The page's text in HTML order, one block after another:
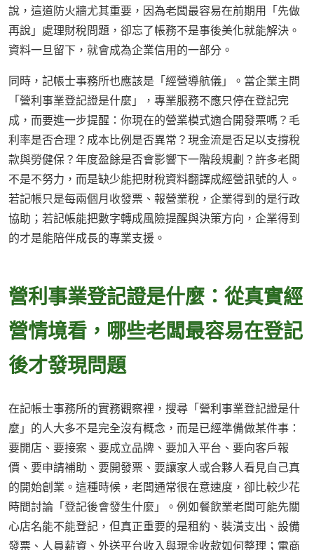
說，這道防火牆尤其重要，因為老闆最容易在前期用「先做
再說」處理財稅問題，卻忘了帳務不是事後美化就能解決。
資料一旦留下，就會成為企業信用的一部分。
同時，記帳士事務所也應該是「經營導航儀」。當企業主問
「營利事業登記證是什麼」，專業服務不應只停在登記完
成，而要進一步提醒：你現在的營業模式適合開發票嗎？毛
利率是否合理？成本比例是否異常？現金流是否足以支撐稅
款與勞健保？年度盈餘是否會影響下一階段規劃？許多老闆
不是不努力，而是缺少能把財稅資料翻譯成經營訊號的人。
若記帳只是每兩個月收發票、報營業稅，企業得到的是行政
協助；若記帳能把數字轉成風險提醒與決策方向，企業得到
的才是能陪伴成長的專業支援。
營利事業登記證是什麼：從真實經
營情境看，哪些老闆最容易在登記
後才發現問題
在記帳士事務所的實務觀察裡，搜尋「營利事業登記證是什
麼」的人大多不是完全沒有概念，而是已經準備做某件事：
要開店、要接案、要成立品牌、要加入平台、要向客戶報
價、要申請補助、要開發票、要讓家人或合夥人看見自己真
的開始創業。這種時候，老闆通常很在意速度，卻比較少花
時間討論「登記後會發生什麼」。例如餐飲業老闆可能先關
心店名能不能登記，但真正重要的是租約、裝潢支出、設備
發票、人員薪資、外送平台收入與現金收款如何整理；電商